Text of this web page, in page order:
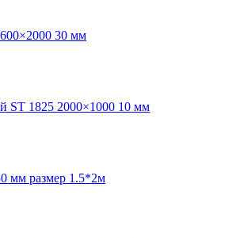
30 мм
ST 1825 2000×1000 10 мм
мм размер 1.5*2м